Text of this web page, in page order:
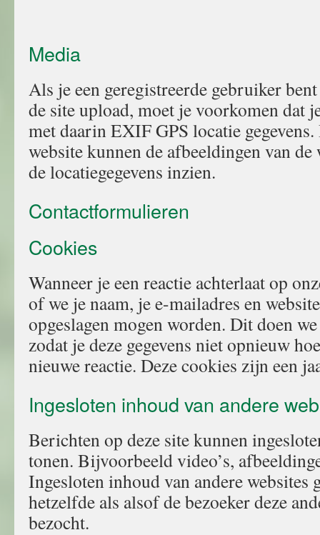
Media
Als je een geregistreerde gebruiker
de site upload, moet je voorkomen dat
met daarin EXIF GPS locatie gegevens.
website kunnen de afbeeldingen van
de locatiegegevens inzien.
Contactformulieren
Cookies
Wanneer je een reactie achterlaat op
of we je naam, je e-mailadres en
opgeslagen mogen worden. Dit doen
zodat je deze gegevens niet opnieuw
nieuwe reactie. Deze cookies zijn een
Ingesloten inhoud van andere
Berichten op deze site kunnen
tonen. Bijvoorbeeld video’s,
Ingesloten inhoud van andere websites
hetzelfde als alsof de bezoeker deze
bezocht.